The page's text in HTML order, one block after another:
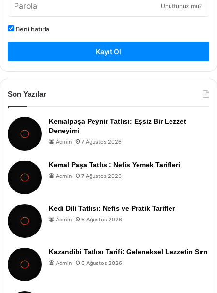
Unuttunuz mu?
Beni hatırla
Kayıt Ol
Son Yazılar
Kemalpaşa Peynir Tatlısı: Eşsiz Bir Lezzet
Deneyimi
Admin 7 Ağustos 2026
Kemal Paşa Tatlısı: Nefis Yemek Tarifleri
Admin 7 Ağustos 2026
Kedi Dili Tatlısı: Nefis ve Pratik Tarifler
Admin 6 Ağustos 2026
Kazandibi Tatlısı Tarifi: Geleneksel Lezzetin Sırrı
Admin 6 Ağustos 2026